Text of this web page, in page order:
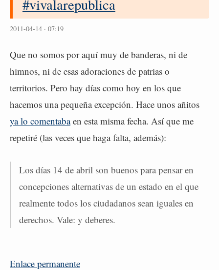
#vivalarepublica
2011-04-14 · 07:19
Que no somos por aquí muy de banderas, ni de
himnos, ni de esas adoraciones de patrias o
territorios. Pero hay días como hoy en los que
hacemos una pequeña excepción. Hace unos añitos
ya lo comentabaen esta misma fecha. Así que me
repetiré (las veces que haga falta, además):
Los días 14 de abril son buenos para pensar en
concepciones alternativas de un estado en el que
realmente todos los ciudadanos sean iguales en
derechos. Vale: y deberes.
Enlace permanente